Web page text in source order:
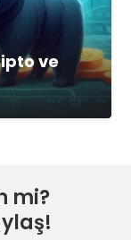
ve
mi?